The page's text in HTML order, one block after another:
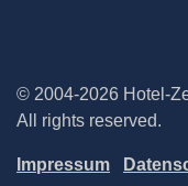
© 2004-2026 Hotel-
All rights reserved.
Impressum